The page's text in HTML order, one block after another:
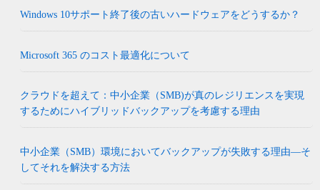
Windows 10サポート終了後の古いハードウェアをどうするか？
Microsoft 365 のコスト最適化について
クラウドを超えて：中小企業（SMB)が真のレジリエンスを実現
するためにハイブリッドバックアップを考慮する理由
中小企業（SMB）環境においてバックアップが失敗する理由―そ
してそれを解決する方法